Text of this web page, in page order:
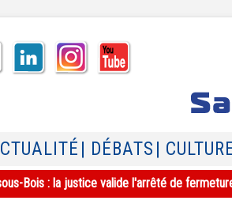
| DÉBATS |
Bois : la justice valide l'arrêté de